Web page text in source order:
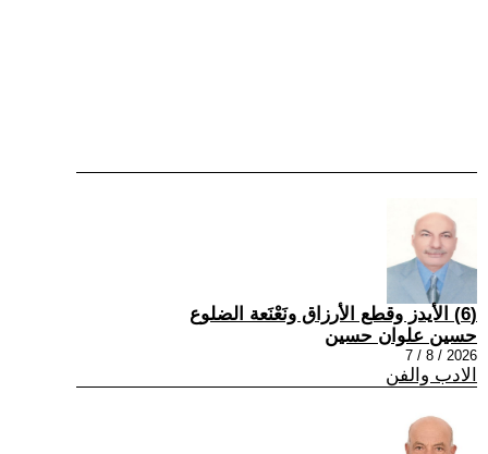
(6) الأيدز وقطع الأرزاق ونَعْنَعة الضلوع
حسين علوان حسين
2026 / 8 / 7
الادب والفن